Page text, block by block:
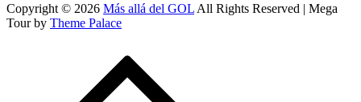
Copyright © 2026 Más allá del GOL All Rights Reserved | Mega
Tour by Theme Palace